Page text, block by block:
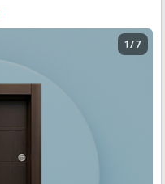
1 / 7